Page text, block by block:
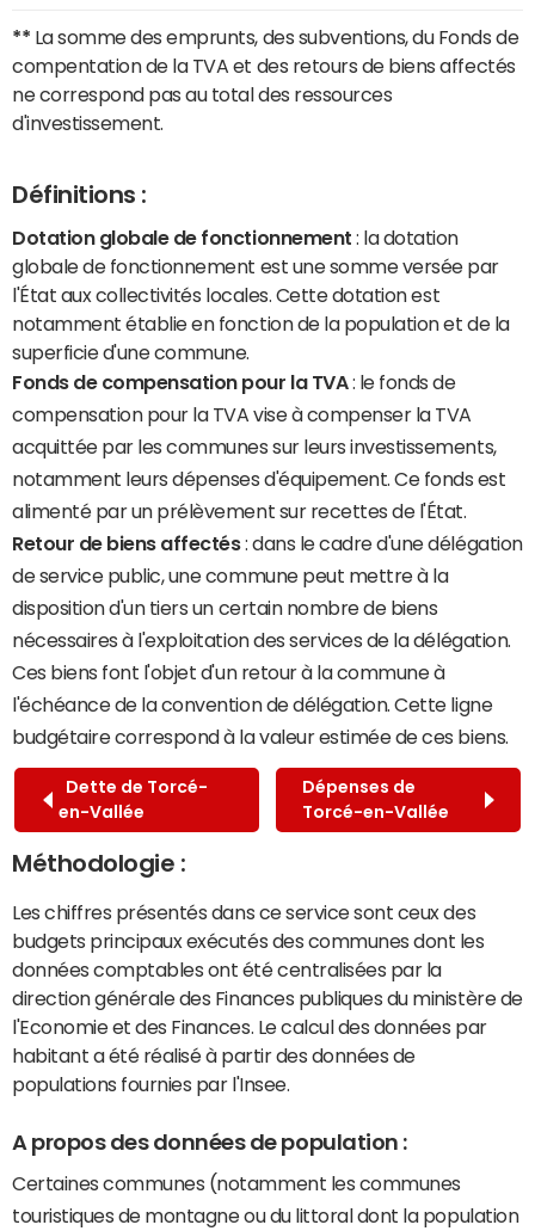
** La somme des emprunts, des subventions, du Fonds de
compentation de la TVA et des retours de biens affectés
ne correspond pas au total des ressources
d'investissement.
Définitions :
Dotation globale de fonctionnement : la dotation
globale de fonctionnement est une somme versée par
l'État aux collectivités locales. Cette dotation est
notamment établie en fonction de la population et de la
superficie d'une commune.
Fonds de compensation pour la TVA: le fonds de
compensation pour la TVA vise à compenser la TVA
acquittée par les communes sur leurs investissements,
notamment leurs dépenses d'équipement. Ce fonds est
alimenté par un prélèvement sur recettes de l'État.
Retour de biens affectés: dans le cadre d'une délégation
de service public, une commune peut mettre à la
disposition d'un tiers un certain nombre de biens
nécessaires à l'exploitation des services de la délégation.
Ces biens font l'objet d'un retour à la commune à
l'échéance de la convention de délégation. Cette ligne
budgétaire correspond à la valeur estimée de ces biens.
Dette de Torcé-
en-Vallée
Dépenses de
Torcé-en-Vallée
Méthodologie :
Les chiffres présentés dans ce service sont ceux des
budgets principaux exécutés des communes dont les
données comptables ont été centralisées par la
direction générale des Finances publiques du ministère de
l'Economie et des Finances. Le calcul des données par
habitant a été réalisé à partir des données de
populations fournies par l'Insee.
A propos des données de population :
Certaines communes (notamment les communes
touristiques de montagne ou du littoral dont la population